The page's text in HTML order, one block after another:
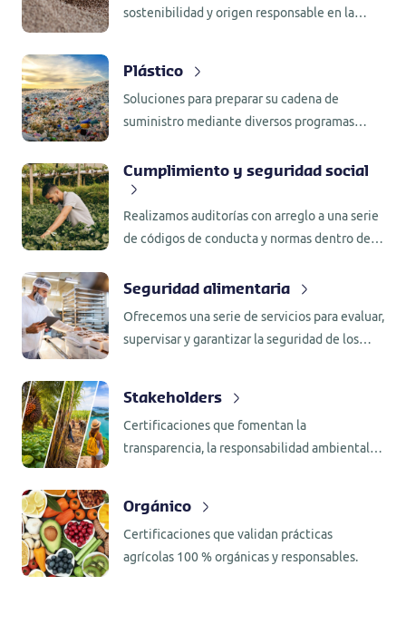
sostenibilidad y origen responsable en la
Plástico
Soluciones para preparar su cadena de
suministro mediante diversos programas
medida.
Cumplimiento y seguridad social
Realizamos auditorías con arreglo a una serie
de códigos de conducta y normas dentro de
Seguridad alimentaria
Ofrecemos una serie de servicios para evaluar,
supervisar y garantizar la seguridad de los
Stakeholders
Certificaciones que fomentan la
transparencia, la responsabilidad ambiental y
Orgánico
Certificaciones que validan prácticas
agrícolas 100 % orgánicas y responsables.